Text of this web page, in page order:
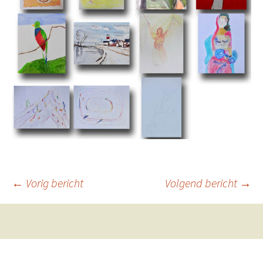
Berichtnavigatie
← Vorig bericht Volgend bericht →